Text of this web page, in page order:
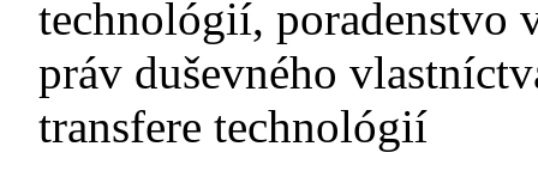
technológií, poradenstvo
práv duševného
transfere technológií